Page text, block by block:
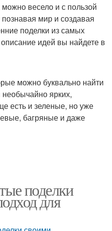
весело и с пользой
мир и создавая
поделки из самых
идей вы найдете в
можно буквально найти
ярких,
есть и зеленые, но уже
багряные и даже
поделки
для